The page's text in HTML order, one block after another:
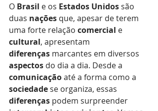
O Brasil e os Estados Unidos são
duas nações que, apesar de terem
uma forte relação comercial e
cultural, apresentam
diferenças marcantes em diversos
aspectos do dia a dia. Desde a
comunicação até a forma como a
sociedade se organiza, essas
diferenças podem surpreender